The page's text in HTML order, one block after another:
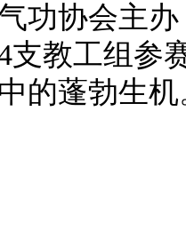
功协会主
支教工组参
的蓬勃生机